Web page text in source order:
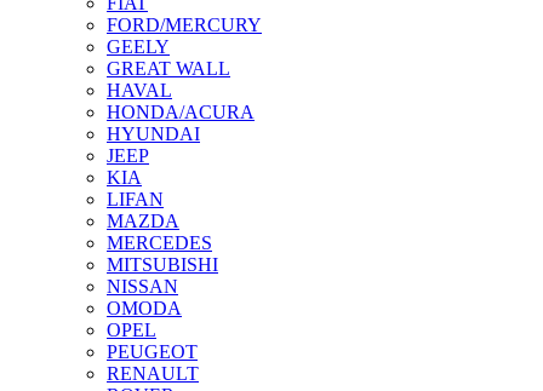
FORD/MERCURY
GEELY
GREAT WALL
HAVAL
HONDA/ACURA
HYUNDAI
JEEP
KIA
LIFAN
MAZDA
MERCEDES
MITSUBISHI
NISSAN
OMODA
OPEL
PEUGEOT
RENAULT